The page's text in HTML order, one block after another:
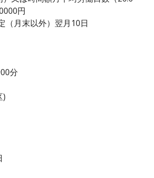
円
（月末以外）翌月10日
分
)